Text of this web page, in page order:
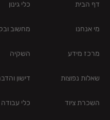
דף הבית
מי אנחנו
מרכז מידע
שאלות נפוצות
השכרת ציוד
כלי גינון
מחשוב
השקיה
דישון
כלי עבודה